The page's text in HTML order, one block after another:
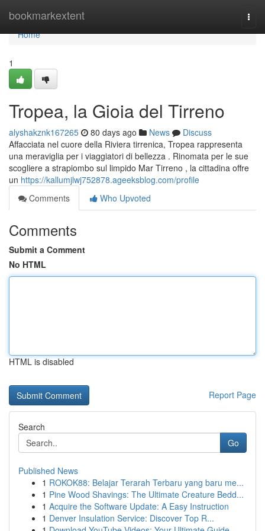
bookmarkextent
Home
Home
1
Tropea, la Gioia del Tirreno
alyshakznk167265 80 days ago News
Discuss
Affacciata nel cuore della Riviera tirrenica, Tropea rappresenta
una meraviglia per i viaggiatori di bellezza . Rinomata per le sue
scogliere a strapiombo sul limpido Mar Tirreno , la cittadina offre
un https://kallumjlwj752878.ageeksblog.com/profile
Comments
Who Upvoted
Comments
Submit a Comment
No HTML
HTML is disabled
Report Page
Search
Go
Published News
1 ROKOK88: Belajar Terarah Terbaru yang baru me...
1 Pine Wood Shavings: The Ultimate Creature Bedd...
1 Acquire the Software Update: A Easy Instruction
1 Denver Insulation Service: Discover Top R...